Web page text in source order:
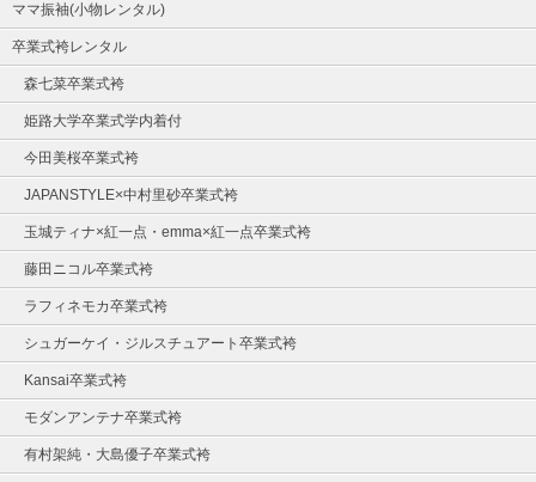
ママ振袖(小物レンタル)
卒業式袴レンタル
森七菜卒業式袴
姫路大学卒業式学内着付
今田美桜卒業式袴
JAPANSTYLE×中村里砂卒業式袴
玉城ティナ×紅一点・emma×紅一点卒業式袴
藤田ニコル卒業式袴
ラフィネモカ卒業式袴
シュガーケイ・ジルスチュアート卒業式袴
Kansai卒業式袴
モダンアンテナ卒業式袴
有村架純・大島優子卒業式袴